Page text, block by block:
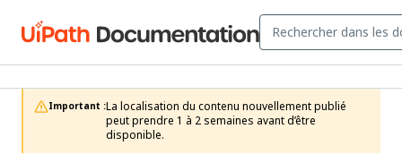
Important :La localisation du contenu nouvellement publié
peut prendre 1 à 2 semaines avant d’être
disponible.